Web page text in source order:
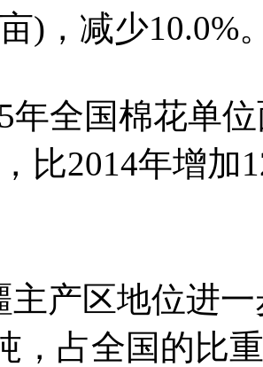
)，减少10.0%
国棉花单位
比2014年增加
区地位进一
，占全国的比